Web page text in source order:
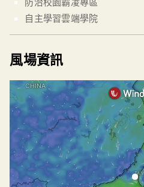
自主學習雲端學院
風場資訊